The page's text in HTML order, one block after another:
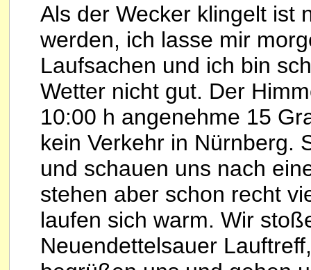
Als der Wecker klingelt ist
werden, ich lasse mir
Laufsachen und ich bin
Wetter nicht gut. Der
10:00 h angenehme 15
kein Verkehr in Nürnberg.
und schauen uns nach
stehen aber schon recht
laufen sich warm. Wir
Neuendettelsauer